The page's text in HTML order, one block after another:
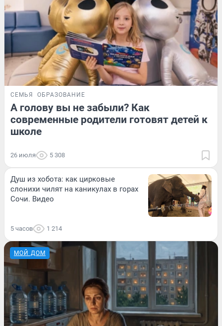
СЕМЬЯ ОБРАЗОВАНИЕ
А голову вы не забыли? Как
современные родители готовят детей к
школе
26 июля 5 308
Душ из хобота: как цирковые
слонихи чилят на каникулах в горах
Сочи. Видео
5 часов 1 214
МОЙ ДОМ